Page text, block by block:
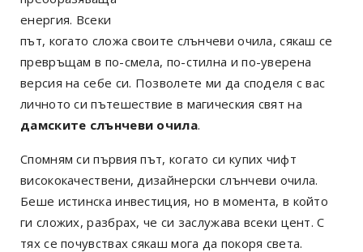
енергия. Всеки
път, когато сложа своите слънчеви очила, сякаш се
превръщам в по-смела, по-стилна и по-уверена
версия на себе си. Позволете ми да споделя с вас
личното си пътешествие в магическия свят на
дамските слънчеви очила.
Спомням си първия път, когато си купих чифт
висококачествени, дизайнерски слънчеви очила.
Беше истинска инвестиция, но в момента, в който
ги сложих, разбрах, че си заслужава всеки цент. С
тях се почувствах сякаш мога да покоря света.